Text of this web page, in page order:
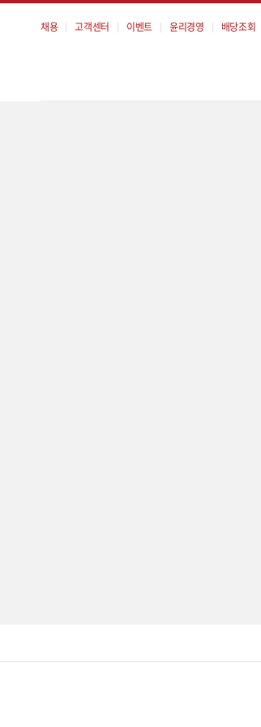
채용 고객센터 이벤트 윤리경영 배당조회